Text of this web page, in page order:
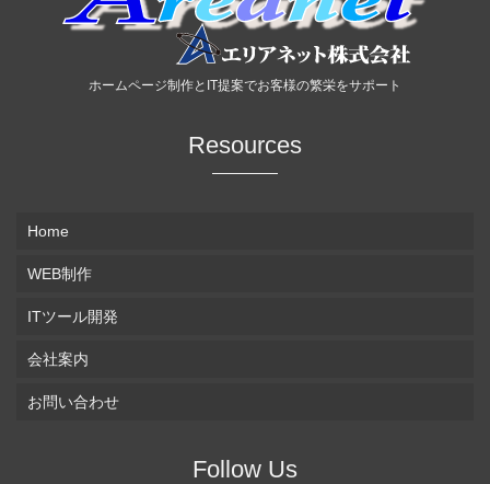
ホームページ制作とIT提案でお客様の繁栄をサポート
Resources
Home
WEB制作
ITツール開発
会社案内
お問い合わせ
Follow Us